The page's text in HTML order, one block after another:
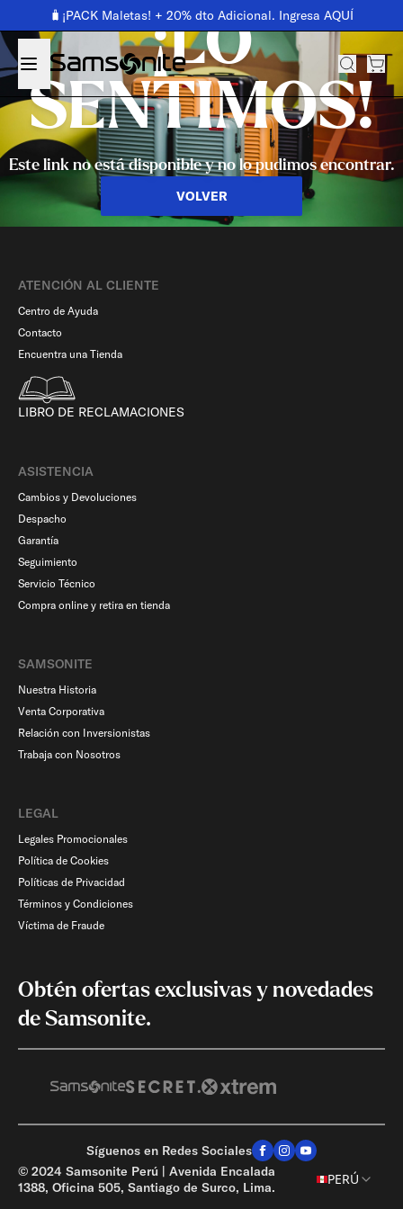
🧳¡PACK Maletas! + 20% dto Adicional. Ingresa AQUÍ
¡LO
SENTIMOS!
Este link no está disponible y no lo pudimos encontrar.
VOLVER
ATENCIÓN AL CLIENTE
Centro de Ayuda
Contacto
Encuentra una Tienda
LIBRO DE RECLAMACIONES
ASISTENCIA
Cambios y Devoluciones
Despacho
Garantía
Seguimiento
Servicio Técnico
Compra online y retira en tienda
SAMSONITE
Nuestra Historia
Venta Corporativa
Relación con Inversionistas
Trabaja con Nosotros
LEGAL
Legales Promocionales
Política de Cookies
Políticas de Privacidad
Términos y Condiciones
Víctima de Fraude
Obtén ofertas exclusivas y novedades
de Samsonite.
Síguenos en Redes Sociales
© 2024 Samsonite Perú | Avenida Encalada
1388, Oficina 505, Santiago de Surco, Lima.
PERÚ
AGREGA OTRO PRODUCTO